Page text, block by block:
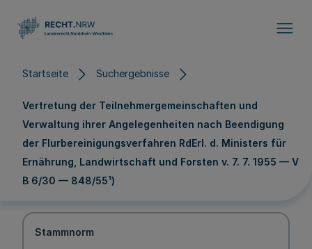
Startseite Suchergebnisse
Vertretung der Teilnehmergemeinschaften und
Verwaltung ihrer Angelegenheiten nach Beendigung
der Flurbereinigungsverfahren RdErl. d. Ministers für
Ernährung, Landwirtschaft und Forsten v. 7. 7. 1955 — V
B 6/30 — 848/55¹)
Stammnorm